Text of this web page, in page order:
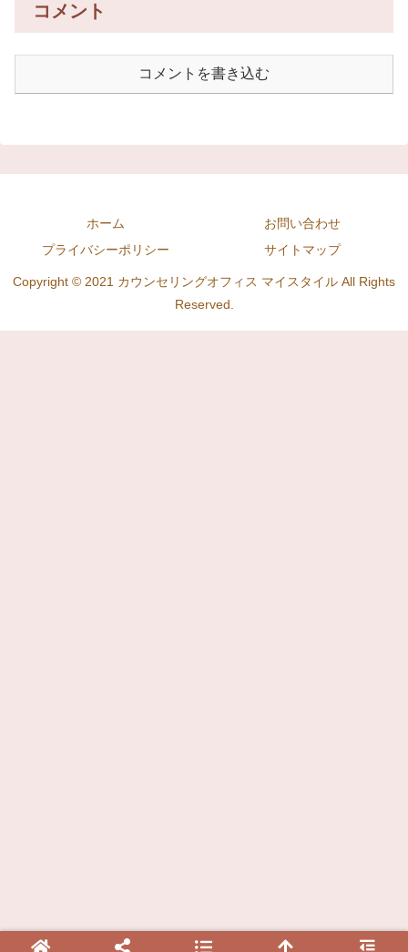
コメント
コメントを書き込む
ホーム
お問い合わせ
プライバシーポリシー
サイトマップ
Copyright © 2021 カウンセリングオフィス マイスタイル All Rights
Reserved.